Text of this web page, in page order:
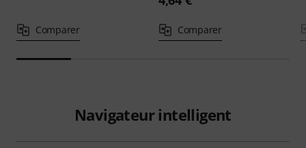
Comparer Comparer
Navigateur intelligent